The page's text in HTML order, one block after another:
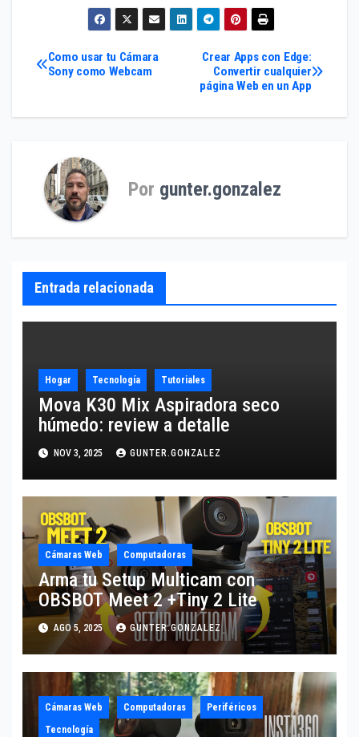
Navegación
Crear Apps con Edge:
Convertir cualquier
página Web en un App
Como usar tu Cámara
Sony como Webcam
Por gunter.gonzalez
Entrada relacionada
Hogar Tecnología Tutoriales
Mova K30 Mix Aspiradora seco
húmedo: review a detalle
NOV 3, 2025 GUNTER.GONZALEZ
Cámaras Web Computadoras
Arma tu Setup Multicam con
OBSBOT Meet 2 +Tiny 2 Lite
AGO 5, 2025 GUNTER.GONZALEZ
Cámaras Web Computadoras
Periféricos
Tecnología